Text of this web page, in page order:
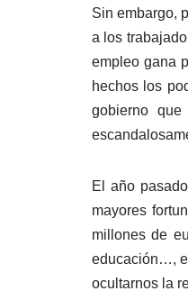
Sin embargo,
a los
empleo gana
hechos los
gobierno
El año
mayores
millones de
educación…,
ocultarnos la